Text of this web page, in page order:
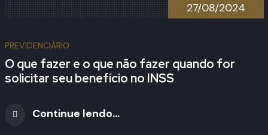
27/08/2024
PREVIDENCIÁRIO
O que fazer e o que não fazer quando for
solicitar seu benefício no INSS
Continue lendo...